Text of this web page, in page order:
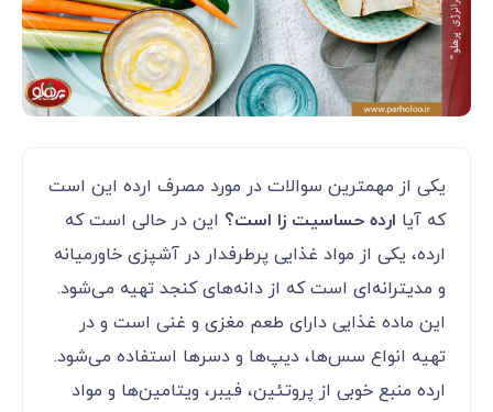
یکی از مهمترین سوالات در مورد مصرف ارده این است
که آیا ارده حساسیت زا است؟ این در حالی است که
ارده، یکی از مواد غذایی پرطرفدار در آشپزی خاورمیانه
و مدیترانه‌ای است که از دانه‌های کنجد تهیه می‌شود.
این ماده غذایی دارای طعم مغزی و غنی است و در
تهیه انواع سس‌ها، دیپ‌ها و دسرها استفاده می‌شود.
ارده منبع خوبی از پروتئین، فیبر، ویتامین‌ها و مواد